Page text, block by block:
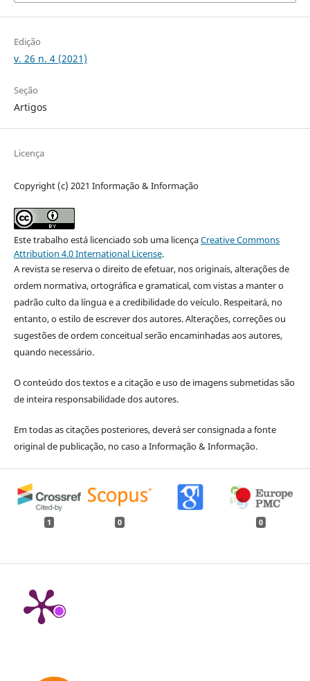
Edição
v. 26 n. 4 (2021)
Seção
Artigos
Licença
Copyright (c) 2021 Informação & Informação
Este trabalho está licenciado sob uma licençaCreative Commons
Attribution 4.0 International License.
A revista se reserva o direito de efetuar, nos originais, alterações de
ordem normativa, ortográfica e gramatical, com vistas a manter o
padrão culto da língua e a credibilidade do veículo. Respeitará, no
entanto, o estilo de escrever dos autores. Alterações, correções ou
sugestões de ordem conceitual serão encaminhadas aos autores,
quando necessário.
O conteúdo dos textos e a citação e uso de imagens submetidas são
de inteira responsabilidade dos autores.
Em todas as citações posteriores, deverá ser consignada a fonte
original de publicação, no caso a Informação & Informação.
1 0 0